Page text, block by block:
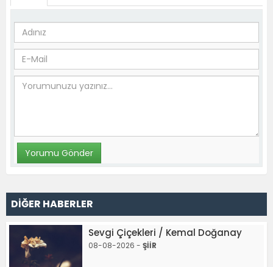
DİĞER HABERLER
Sevgi Çiçekleri / Kemal Doğanay
08-08-2026 - ŞİİR